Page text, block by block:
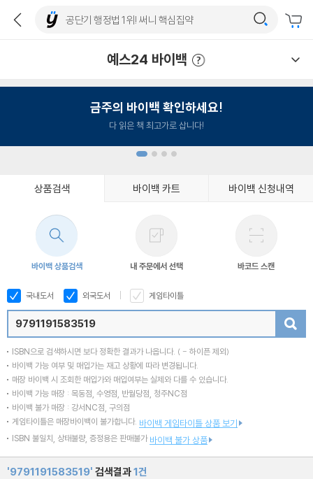
예스24 바이백
금주의 바이백 확인하세요!
다 읽은 책 최고가로 삽니다!
상품검색 바이백 카트 바이백 신청내역
바이백 상품검색 내 주문에서 선택 바코드 스캔
국내도서 외국도서 게임타이틀
ISBN으로 검색하시면 보다 정확한 결과가 나옵니다. ( - 하이픈 제외)
바이백 가능 여부 및 매입가는 재고 상황에 따라 변경됩니다.
매장 바이백 시 조회한 매입가와 매입여부는 실제와 다를 수 있습니다.
바이백 가능 매장 : 목동점, 수영점, 반월당점, 청주NC점
바이백 불가 매장 : 강서NC점, 구의점
게임타이틀은 매장바이백이 불가합니다. 바이백 게임타이틀 상품 보기
ISBN 불일치, 상태불량, 증정용은 판매불가 바이백 불가 상품
'9791191583519' 검색결과1건